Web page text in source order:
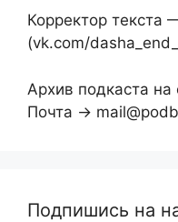
Корректор текста
(vk.com/
Архив подкаста
Почта →
Подпишись на